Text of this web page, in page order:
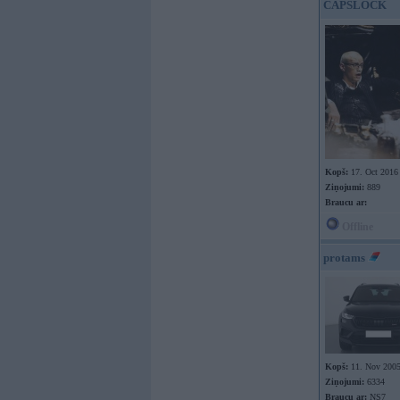
CAPSLOCK
Kopš: 17. Oct 2016
Ziņojumi: 889
Braucu ar:
protams
Kopš: 11. Nov 2005
Ziņojumi: 6334
Braucu ar: NS7